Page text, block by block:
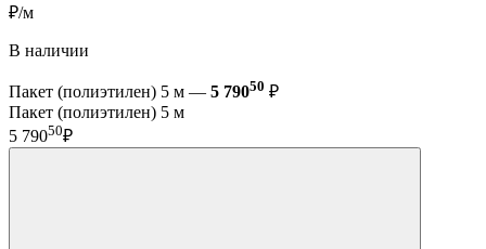
₽/м
В наличии
Пакет (полиэтилен) 5 м — 5 79050 ₽
Пакет (полиэтилен) 5 м
5 79050₽